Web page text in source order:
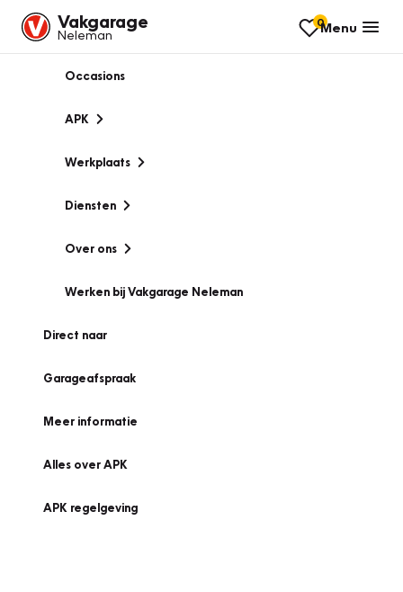
Vakgarage
Neleman
0Menu
Occasions
APK
Werkplaats
Diensten
Over ons
Werken bij Vakgarage Neleman
Direct naar
Garageafspraak
Meer informatie
Alles over APK
APK regelgeving